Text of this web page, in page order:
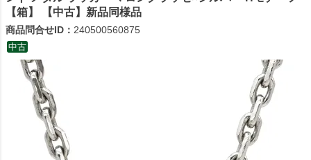
【箱】 【中古】新品同様品
商品問合せID： 240500560875
中古